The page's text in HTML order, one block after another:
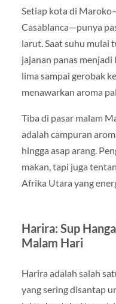
Setiap kota di
Casablanca—punya
larut. Saat suhu mulai
jajanan panas
lima sampai gerobak
menawarkan aroma
Tiba di pasar malam
adalah campuran
hingga asap arang.
makan, tapi juga
Afrika Utara yang
Harira: Sup
Malam Hari
Harira adalah salah
yang sering disantap